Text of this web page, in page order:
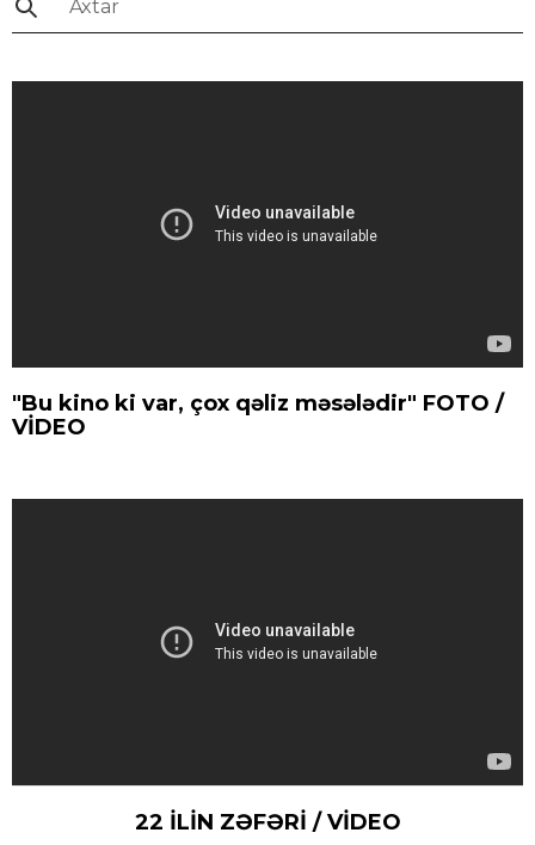
"Bu kino ki var, çox qəliz məsələdir" FOTO /
VİDEO
22 İLİN ZƏFƏRİ / VİDEO